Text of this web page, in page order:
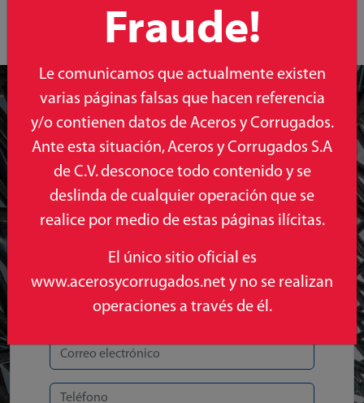
Ponte en
contacto con
nosotros
Queremos saber tu
opinión
Fraude!
Le comunicamos que actualmente existen
varias páginas falsas que hacen referencia
y/o contienen datos de Aceros y Corrugados.
Ante esta situación, Aceros y Corrugados S.A
de C.V. desconoce todo contenido y se
deslinda de cualquier operación que se
realice por medio de estas páginas ilícitas.
El único sitio oficial es
www.acerosycorrugados.net y no se realizan
operaciones a través de él.